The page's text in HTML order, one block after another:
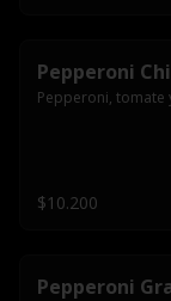
Pepperoni
Pepperoni, tomate
$10.200
Pepperoni